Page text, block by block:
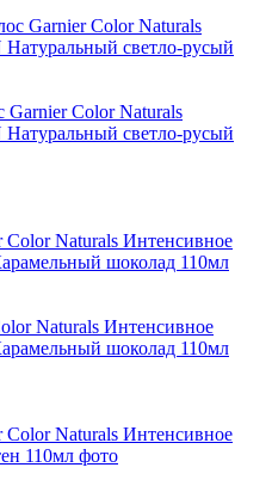
Garnier Color Naturals
светло-русый
Naturals Интенсивное
шоколад 110мл